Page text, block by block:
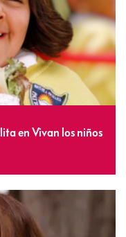
en Vivan los niños